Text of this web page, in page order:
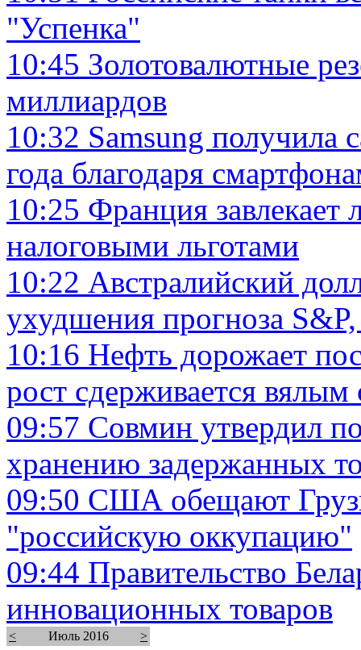
"Успенка"
10:45 Золотовалютные
миллиардов
10:32 Samsung
года благодаря
10:25 Франция
налоговыми льготами
10:22 Австралийский
ухудшения прогноза
10:16 Нефть дорожает
рост сдерживается
09:57 Совмин утвердил
хранению задержанных
09:50 США обещают
"российскую оккупацию"
09:44 Правительство
инновационных товаров
< Июль 2016
>